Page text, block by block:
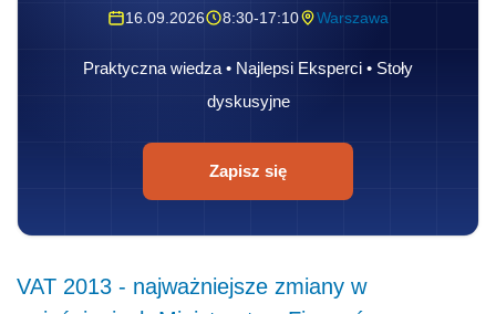
16.09.2026 8:30-17:10 Warszawa
Praktyczna wiedza • Najlepsi Eksperci • Stoły
dyskusyjne
Zapisz się
VAT 2013 - najważniejsze zmiany w